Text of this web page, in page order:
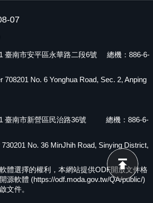
07
臺南市安平區永華路二段6號 總機：886-6-
708201 No. 6 Yonghua Road, Sec. 2, Anping
臺南市新營區民治路36號 總機：886-6-
No. 36 MinJhih Road, Sinying District,
體選擇的權利，本網站提供ODF開放文件格
源軟體 (https://odf.moda.gov.tw/QA/public/)
文件。